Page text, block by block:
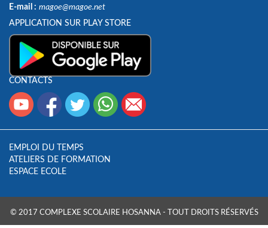
E-mail : magoe@magoe.net
APPLICATION SUR PLAY STORE
CONTACTS
EMPLOI DU TEMPS
ATELIERS DE FORMATION
ESPACE ECOLE
© 2017 COMPLEXE SCOLAIRE HOSANNA - TOUT DROITS RÉSERVÉS